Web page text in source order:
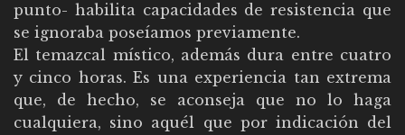
punto- habilita capacidades de resistencia que
se ignoraba poseíamos previamente.
El temazcal místico, además dura entre cuatro
y cinco horas. Es una experiencia tan extrema
que, de hecho, se aconseja que no lo haga
cualquiera, sino aquél que por indicación del